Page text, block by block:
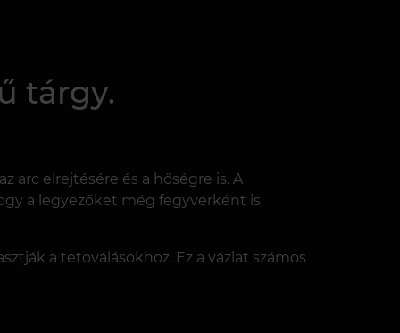
tárgy.
arc elrejtésére és a hőségre is. A
a legyezőket még fegyverként is
a tetoválásokhoz. Ez a vázlat számos